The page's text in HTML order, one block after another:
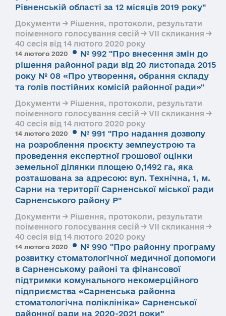
Рівненській області за 12 місяців 2019 року"
Документи → Рішення, протоколи, результати
поіменного голосування сесій → VII скликання →
40 сесія від 14 лютого 2020 року
14 лютого 2020
№ 992 "Про внесення змін до
рішення районної ради від 20 листопада 2015
року № 08 «Про утворення, обрання складу
та голів постійних комісій районної ради»"
Документи → Рішення, протоколи, результати
поіменного голосування сесій → VII скликання →
40 сесія від 14 лютого 2020 року
14 лютого 2020
№ 991 "Про надання дозволу
на розроблення проєкту землеустрою та
проведення експертної грошової оцінки
земельної ділянки площею 0,1492 га, яка
розташована за адресою: вул. Технічна, 1, м.
Сарни на території Сарненської міської ради
Сарненського району Р"
Документи → Рішення, протоколи, результати
поіменного голосування сесій → VII скликання →
40 сесія від 14 лютого 2020 року
14 лютого 2020
№ 990 "Про районну програму
розвитку стоматологічної медичної допомоги
в Сарненському районі та фінансової
підтримки комунального некомерційного
підприємства «Сарненська районна
стоматологічна поліклініка» Сарненської
районної ради на 2020-2021 роки"